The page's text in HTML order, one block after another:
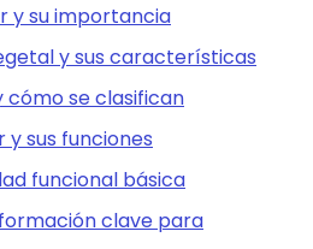
y su importancia
y sus características
cómo se clasifican
sus funciones
funcional básica
clave para